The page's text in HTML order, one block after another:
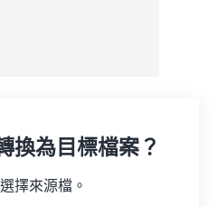
換為目標檔案？
擇來源檔。